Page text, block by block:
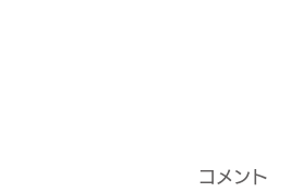
コメント